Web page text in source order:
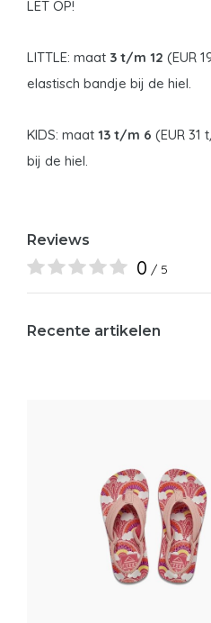
LET OP!
LITTLE: maat 3 t/m 12 (EUR
elastisch bandje bij de hiel.
KIDS: maat 13 t/m 6 (EUR
bij de hiel.
Reviews
0 / 5
Recente artikelen